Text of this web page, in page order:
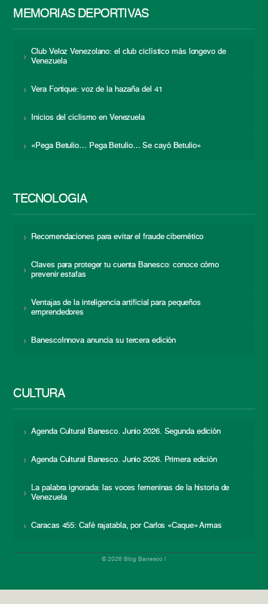
MEMORIAS DEPORTIVAS
Club Veloz Venezolano: el club ciclístico más longevo de
Venezuela
Vera Fortique: voz de la hazaña del 41
Inicios del ciclismo en Venezuela
«Pega Betulio… Pega Betulio… Se cayó Betulio»
TECNOLOGÍA
Recomendaciones para evitar el fraude cibernético
Claves para proteger tu cuenta Banesco: conoce cómo
prevenir estafas
Ventajas de la inteligencia artificial para pequeños
emprendedores
BanescoInnova anuncia su tercera edición
CULTURA
Agenda Cultural Banesco. Junio 2026. Segunda edición
Agenda Cultural Banesco. Junio 2026. Primera edición
La palabra ignorada: las voces femeninas de la historia de
Venezuela
Caracas 455: Café rajatabla, por Carlos «Caque» Armas
© 2026 Blog Banesco |